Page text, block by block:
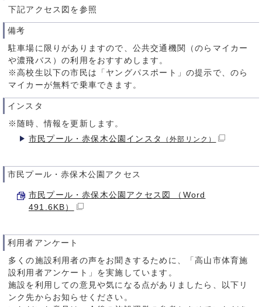
下記アクセス図を参照
備考
駐車場に限りがありますので、公共交通機関（のらマイカー
や濃飛バス）の利用をおすすめします。
※高校生以下の市民は「ヤングパスポート」の提示で、のら
マイカーが無料で乗車できます。
インスタ
※随時、情報を更新します。
市民プール・赤保木公園インスタ
（外部リンク）
市民プール・赤保木公園アクセス
市民プール・赤保木公園アクセス図 （Word
491.6KB）
利用者アンケート
多くの施設利用者の声をお聞きするために、「高山市体育施
設利用者アンケート」を実施しています。
施設を利用しての意見や気になる点がありましたら、以下リ
ンク先からお知らせください。